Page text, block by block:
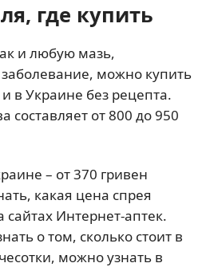
где купить
и любую мазь,
можно купить
в Украине без рецепта.
составляет от 800 до 950
– от 370 гривен
какая цена спрея
Интернет-аптек.
о том, сколько стоит в
можно узнать в